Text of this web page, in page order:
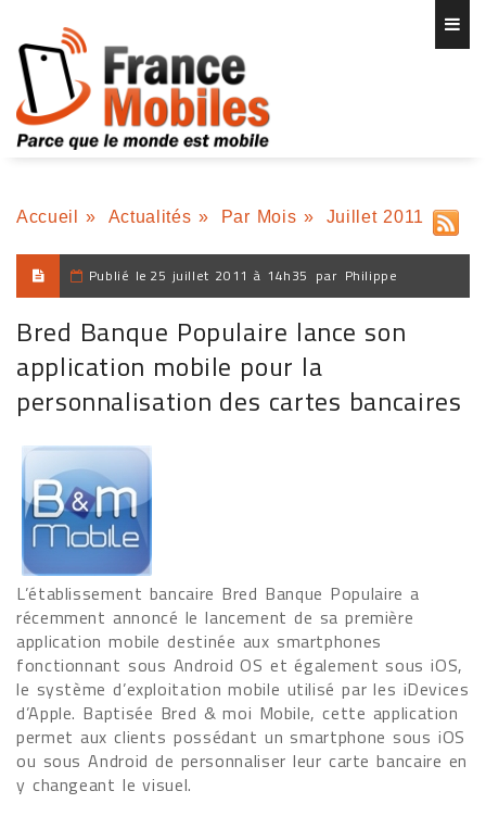
Accueil » Actualités » Par Mois » Juillet 2011
Publié le 25 juillet 2011 à 14h35 par Philippe
Bred Banque Populaire lance son
application mobile pour la
personnalisation des cartes bancaires
L’établissement bancaire Bred Banque Populaire a
récemment annoncé le lancement de sa première
application mobile destinée aux smartphones
fonctionnant sous Android OS et également sous iOS,
le système d’exploitation mobile utilisé par les iDevices
d’Apple. Baptisée Bred & moi Mobile, cette application
permet aux clients possédant un smartphone sous iOS
ou sous Android de personnaliser leur carte bancaire en
y changeant le visuel.